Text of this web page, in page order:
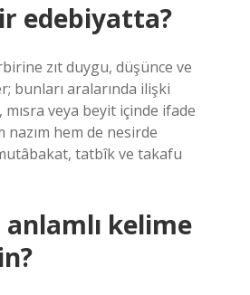
edebiyatta?
zıt duygu, düşünce ve
bunları aralarında ilişki
veya beyit içinde ifade
nazım hem de nesirde
tatbîk ve takafu
anlamlı kelime